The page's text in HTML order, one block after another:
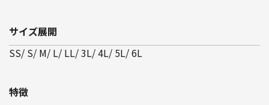
サイズ展開
SS/ S/ M/ L/ LL/ 3L/ 4L/ 5L/ 6L
特徴